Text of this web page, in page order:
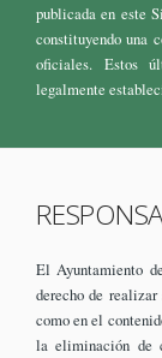
publicada en este
constituyendo una
oficiales. Estos
legalmente
El Ayuntamiento
derecho de
como en el
la eliminación de